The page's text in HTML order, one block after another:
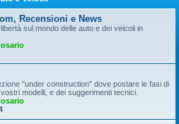
Recensioni e News
sul mondo delle auto e dei veicoli in
"under construction" dove postare le fasi di
modelli, e dei suggerimenti tecnici.